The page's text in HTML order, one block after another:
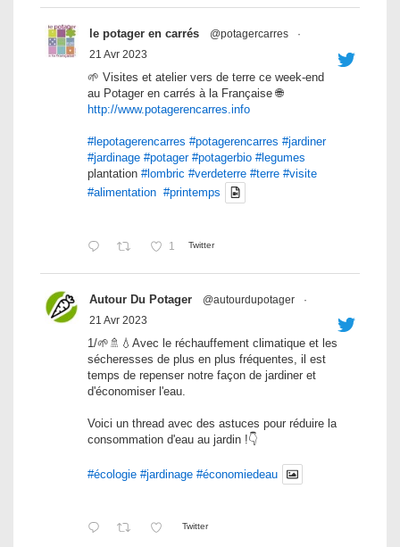
le potager en carrés @potagercarres
·
21 Avr 2023
🌱 Visites et atelier vers de terre ce week-end
au Potager en carrés à la Française 🌐
http://www.potagerencarres.info
#lepotagerencarres #potagerencarres #jardiner
#jardinage #potager #potagerbio #legumes
plantation #lombric #verdeterre #terre #visite
#alimentation #printemps
1 Twitter
Autour Du Potager @autourdupotager
·
21 Avr 2023
1/🌱🚿💧Avec le réchauffement climatique et les
sécheresses de plus en plus fréquentes, il est
temps de repenser notre façon de jardiner et
d'économiser l'eau.
Voici un thread avec des astuces pour réduire la
consommation d'eau au jardin !👇
#écologie #jardinage #économiedeau
Twitter